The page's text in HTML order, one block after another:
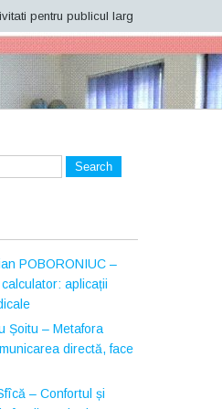
pentru publicul larg
POBORONIUC –
aplicații
Șoitu – Metafora
directă, face
– Confortul și